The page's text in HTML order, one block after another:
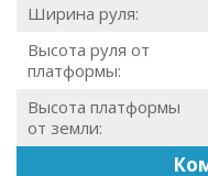
Ширина руля:
Высота руля от
платформы:
Высота платформы
от земли: